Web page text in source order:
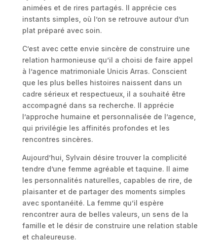
animées et de rires partagés. Il apprécie ces
instants simples, où l’on se retrouve autour d’un
plat préparé avec soin.
C’est avec cette envie sincère de construire une
relation harmonieuse qu’il a choisi de faire appel
à l’agence matrimoniale Unicis Arras. Conscient
que les plus belles histoires naissent dans un
cadre sérieux et respectueux, il a souhaité être
accompagné dans sa recherche. Il apprécie
l’approche humaine et personnalisée de l’agence,
qui privilégie les affinités profondes et les
rencontres sincères.
Aujourd’hui, Sylvain désire trouver la complicité
tendre d’une femme agréable et taquine. Il aime
les personnalités naturelles, capables de rire, de
plaisanter et de partager des moments simples
avec spontanéité. La femme qu’il espère
rencontrer aura de belles valeurs, un sens de la
famille et le désir de construire une relation stable
et chaleureuse.